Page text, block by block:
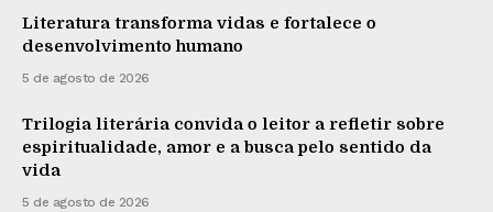
Literatura transforma vidas e fortalece o
desenvolvimento humano
5 de agosto de 2026
Trilogia literária convida o leitor a refletir sobre
espiritualidade, amor e a busca pelo sentido da
vida
5 de agosto de 2026